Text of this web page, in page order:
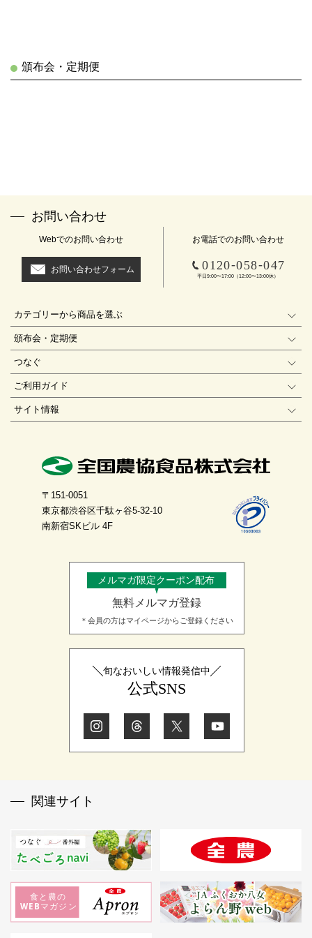
頒布会・定期便
お問い合わせ
Webでのお問い合わせ
お問い合わせフォーム
お電話でのお問い合わせ
0120-058-047
平日9:00〜17:00（12:00〜13:00休）
カテゴリーから商品を選ぶ
頒布会・定期便
つなぐ
ご利用ガイド
サイト情報
〒151-0051
東京都渋谷区千駄ヶ谷5-32-10
南新宿SKビル 4F
メルマガ限定クーポン配布
無料メルマガ登録
＊会員の方はマイページからご登録ください
旬なおいしい情報発信中
公式SNS
関連サイト